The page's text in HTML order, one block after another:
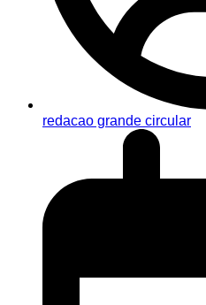
redacao grande circular